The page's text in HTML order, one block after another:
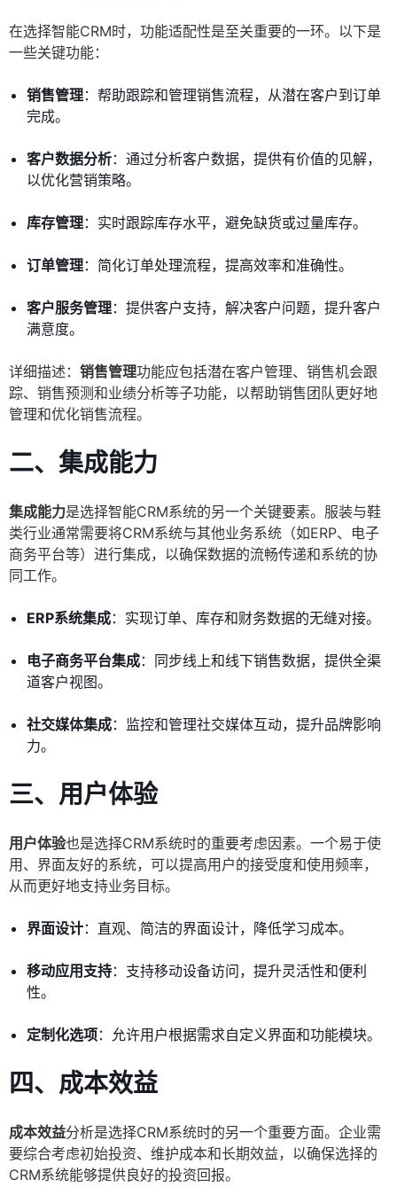
在选择智能CRM时，功能适配性是至关重要的一环。以下是
一些关键功能：
销售管理：帮助跟踪和管理销售流程，从潜在客户到订单
完成。
客户数据分析：通过分析客户数据，提供有价值的见解，
以优化营销策略。
库存管理：实时跟踪库存水平，避免缺货或过量库存。
订单管理：简化订单处理流程，提高效率和准确性。
客户服务管理：提供客户支持，解决客户问题，提升客户
满意度。
详细描述： 销售管理功能应包括潜在客户管理、销售机会跟
踪、销售预测和业绩分析等子功能，以帮助销售团队更好地
管理和优化销售流程。
二、集成能力
集成能力是选择智能CRM系统的另一个关键要素。服装与鞋
类行业通常需要将CRM系统与其他业务系统（如ERP、电子
商务平台等）进行集成，以确保数据的流畅传递和系统的协
同工作。
ERP系统集成：实现订单、库存和财务数据的无缝对接。
电子商务平台集成：同步线上和线下销售数据，提供全渠
道客户视图。
社交媒体集成：监控和管理社交媒体互动，提升品牌影响
力。
三、用户体验
用户体验也是选择CRM系统时的重要考虑因素。一个易于使
用、界面友好的系统，可以提高用户的接受度和使用频率，
从而更好地支持业务目标。
界面设计：直观、简洁的界面设计，降低学习成本。
移动应用支持：支持移动设备访问，提升灵活性和便利
性。
定制化选项：允许用户根据需求自定义界面和功能模块。
四、成本效益
成本效益分析是选择CRM系统时的另一个重要方面。企业需
要综合考虑初始投资、维护成本和长期效益，以确保选择的
CRM系统能够提供良好的投资回报。